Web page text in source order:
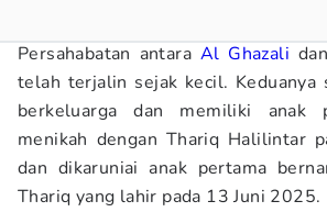
Persahabatan antara Al Ghazali dan
telah terjalin sejak kecil. Keduanya
berkeluarga dan memiliki anak
menikah dengan Thariq Halilintar
dan dikaruniai anak pertama
Thariq yang lahir pada 13 Juni 2025.